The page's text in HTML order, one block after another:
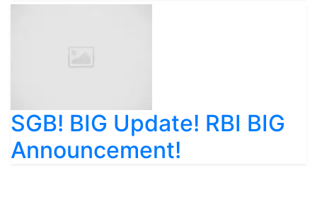
SGB! BIG Update! RBI BIG
Announcement!